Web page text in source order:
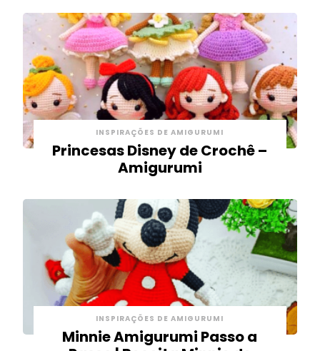
INSPIRAÇÕES DE AMIGURUMI
Princesas Disney de Crochê –
Amigurumi
INSPIRAÇÕES DE AMIGURUMI
Minnie Amigurumi Passo a